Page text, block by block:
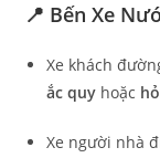
📍 Bến Xe
Xe khách
ắc quy hoặc
Xe người nhà